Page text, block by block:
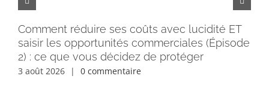
Comment réduire ses coûts avec lucidité ET
saisir les opportunités commerciales (Épisode
2) : ce que vous décidez de protéger
3 août 2026 | 0 commentaire